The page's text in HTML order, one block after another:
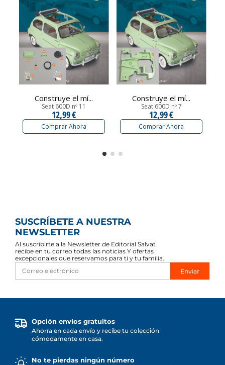
Construye el mí...
Seat 600D nº 11
12,99 €
Comprar Ahora
Construye el mí...
Seat 600D nº 7
12,99 €
Comprar Ahora
SUSCRÍBETE A NUESTRA
NEWSLETTER
Al suscribirte a la Newsletter de Editorial Salvat
recibe en tu correo todas las noticias Y ofertas
excepcionales que reservamos para ti y tu familia.
Enviar
Opción envíos gratuitos
Ahorra en cada envío y recibe tu colección
cómodamente en casa.
No te pierdas ningún número